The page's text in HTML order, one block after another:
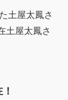
土屋太鳳さ
土屋太鳳さ